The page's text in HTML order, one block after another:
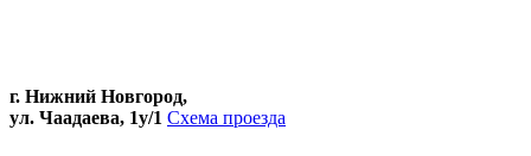
г. Нижний Новгород,
ул. Чаадаева, 1у/1 Схема проезда